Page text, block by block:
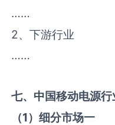
……
2、下游行业
……
七、中国移动电源行
（1）细分市场一